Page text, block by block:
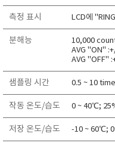
SHINAGAWA
SHINYEI
Showa sokki
SNDWAY
Solarmeter®
SONIC
T&D
측정 표시 LCD에
분해능
10,000
AVG "ON"
AVG "OFF"
샘플링 시간 0.5 ~ 10
작동 온도/습도 0 ~ 40℃;
저장 온도/습도 -10 ~ 60℃;